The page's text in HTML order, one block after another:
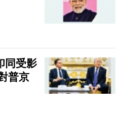
同受影
普京